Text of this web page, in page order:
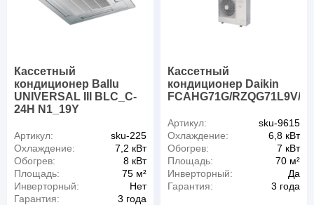
Кассетный
кондиционер Ballu
UNIVERSAL III BLC_C-
24H N1_19Y
Артикул:
sku-225
Охлаждение:
7,2 кВт
Обогрев:
8 кВт
Площадь:
75 м²
Инверторный:
Нет
Гарантия:
3 года
Кассетный
кондиционер Daikin
FCAHG71G/RZQG71L9V/
Артикул:
sku-9615
Охлаждение:
6,8 кВт
Обогрев:
7 кВт
Площадь:
70 м²
Инверторный:
Да
Гарантия:
3 года